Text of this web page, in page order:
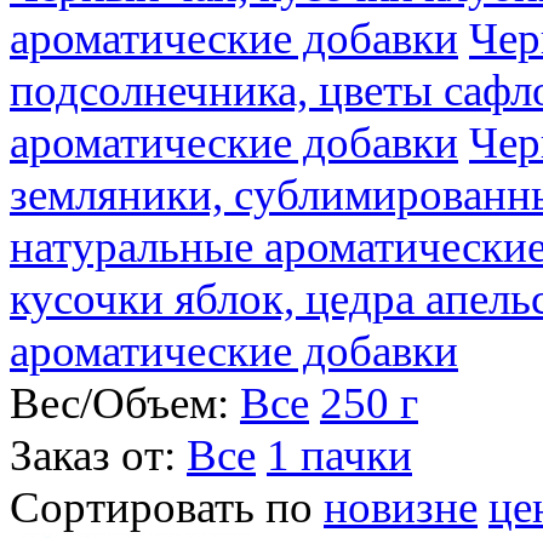
ароматические добавки
подсолнечника, цветы
ароматические добавки
земляники,
натуральные
кусочки яблок, цедра
ароматические добавки
Вес/Объем: Все 250 г
Заказ от: Все 1 пачки
Сортировать по новизне